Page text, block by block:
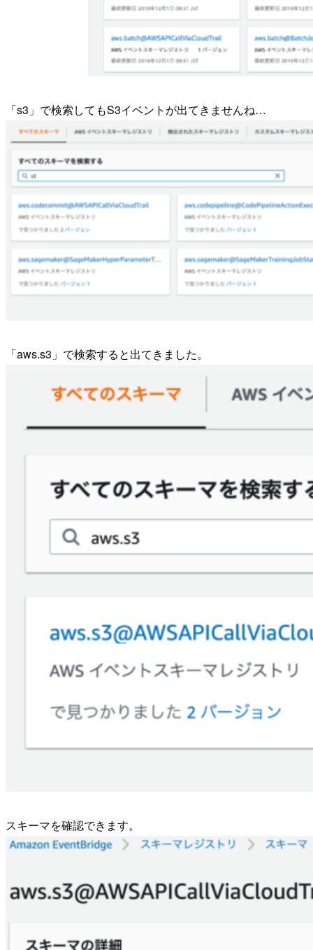
「s3」で検索してもS3イベントが出てきませんね…
「aws.s3」で検索すると出てきました。
スキーマを確認できます。